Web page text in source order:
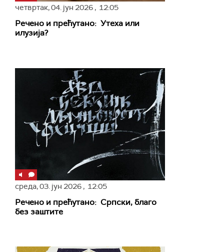
четвртак,04. јун 2026 , 12:05
Речено и прећутано: Утеха или
илузија?
среда,03. јун 2026 , 12:05
Речено и прећутано: Српски, благо
без заштите